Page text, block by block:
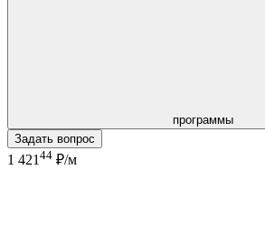
программы
Задать вопрос
1 421 44 ₽/м